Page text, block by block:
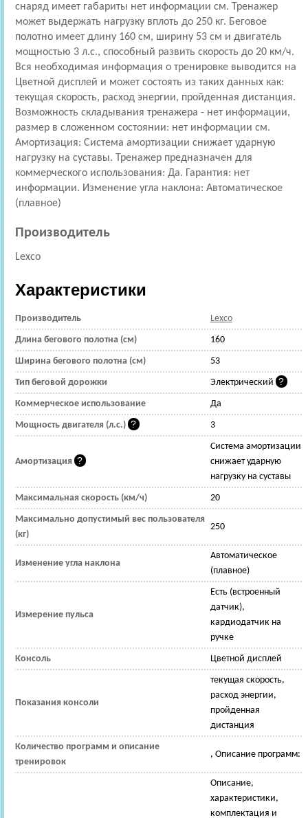
снаряд имеет габариты нет информации см. Тренажер
может выдержать нагрузку вплоть до 250 кг. Беговое
полотно имеет длину 160 см, ширину 53 см и двигатель
мощностью 3 л.с., способный развить скорость до 20 км/ч.
Вся необходимая информация о тренировке выводится на
Цветной дисплей и может состоять из таких данных как:
текущая скорость, расход энергии, пройденная дистанция.
Возможность складывания тренажера - нет информации,
размер в сложенном состоянии: нет информации см.
Амортизация: Cистема амортизации снижает ударную
нагрузку на суставы. Тренажер предназначен для
коммерческого использования: Да. Гарантия: нет
информации. Изменение угла наклона: Автоматическое
(плавное)
Производитель
Lexco
Характеристики
Производитель Lexco
Длина бегового полотна (см) 160
Ширина бегового полотна (см) 53
Тип беговой дорожки Электрический
Коммерческое использование Да
Мощность двигателя (л.с.) 3
Амортизация
Cистема амортизации
снижает ударную
нагрузку на суставы
Максимальная скорость (км/ч) 20
Максимально допустимый вес пользователя
(кг)
250
Изменение угла наклона
Автоматическое
(плавное)
Измерение пульса
Есть (встроенный
датчик),
кардиодатчик на
ручке
Консоль Цветной дисплей
Показания консоли
текущая скорость,
расход энергии,
пройденная
дистанция
Количество программ и описание
тренировок
, Описание программ:
Описание,
характеристики,
комплектация и